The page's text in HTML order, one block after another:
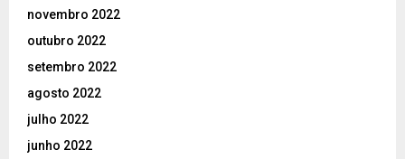
novembro 2022
outubro 2022
setembro 2022
agosto 2022
julho 2022
junho 2022